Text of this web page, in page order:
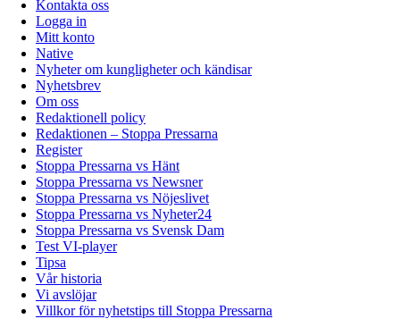
Kontakta oss
Logga in
Mitt konto
Native
Nyheter om kungligheter och kändisar
Nyhetsbrev
Om oss
Redaktionell policy
Redaktionen – Stoppa Pressarna
Register
Stoppa Pressarna vs Hänt
Stoppa Pressarna vs Newsner
Stoppa Pressarna vs Nöjeslivet
Stoppa Pressarna vs Nyheter24
Stoppa Pressarna vs Svensk Dam
Test VI-player
Tipsa
Vår historia
Vi avslöjar
Villkor för nyhetstips till Stoppa Pressarna